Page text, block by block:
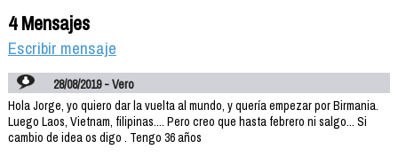
4 Mensajes
Escribir mensaje
28/08/2019 - Vero
Hola Jorge, yo quiero dar la vuelta al mundo, y quería empezar por Birmania.
Luego Laos, Vietnam, filipinas.... Pero creo que hasta febrero ni salgo... Si
cambio de idea os digo . Tengo 36 años